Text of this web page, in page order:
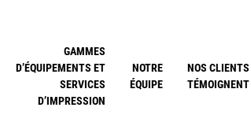
GAMMES
D’ÉQUIPEMENTS ET
SERVICES
D’IMPRESSION
NOTRE
ÉQUIPE
NOS CLIENTS
TÉMOIGNENT